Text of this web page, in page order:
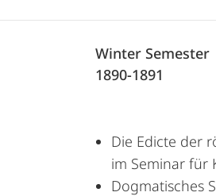
Winter Semester
1890-1891
Die Edicte der
im Seminar für
Dogmatisches